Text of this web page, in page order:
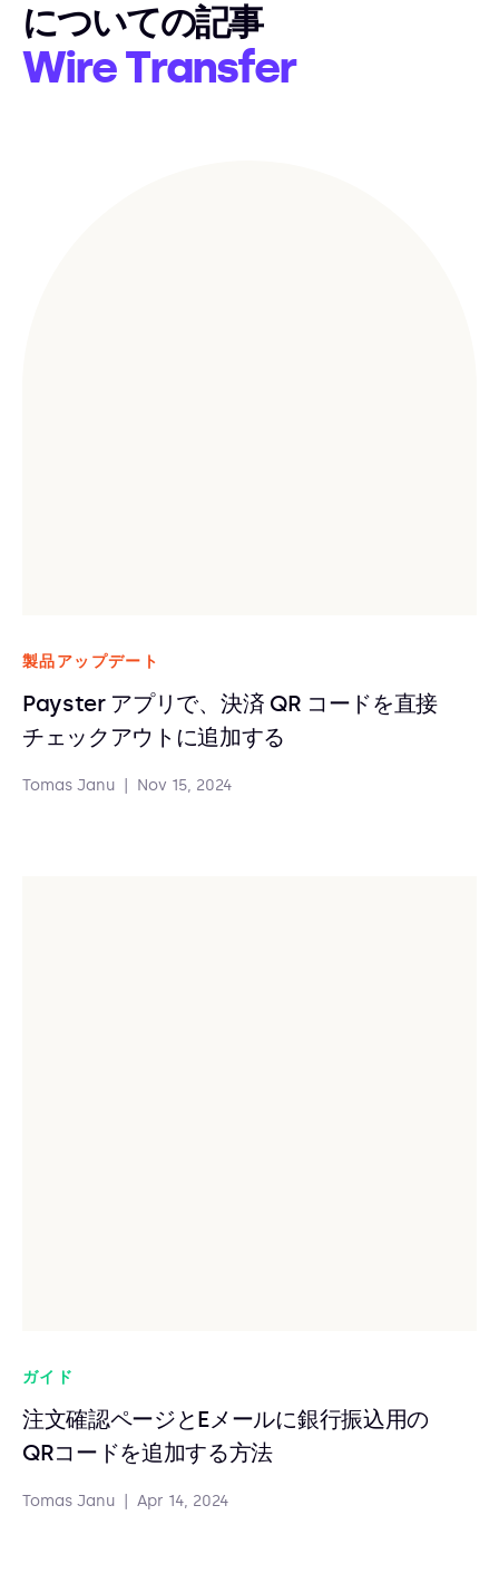
についての記事
Wire Transfer
製品アップデート
Payster アプリで、決済 QR コードを直接
チェックアウトに追加する
Tomas Janu Nov 15, 2024
ガイド
注文確認ページとEメールに銀行振込用の
QRコードを追加する方法
Tomas Janu Apr 14, 2024